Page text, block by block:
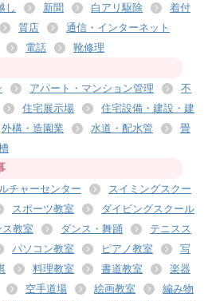
し 新聞 白アリ駆除
着付
質店
通信・インターネット
電話 靴修理
アパート・マンション管理
不
住宅展示場
住宅設備・建設・建
外構・造園業 水道・配水管
畳
チャーセンター
スイミングスクー
スポーツ教室
ダイビングスクール
教室
ダンス・舞踊
テニスス
パソコン教室 ピアノ教室
写
料理教室 書道教室
楽器
空手道場 絵画教室
編み物